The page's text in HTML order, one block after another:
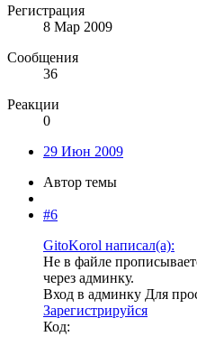
Регистрация
8 Мар 2009
Сообщения
36
Реакции
0
29 Июн 2009
Автор темы
#6
GitoKorol написал(а):
Не в файле
через админку.
Вход в админку Для
Зарегистрируйся
Код: